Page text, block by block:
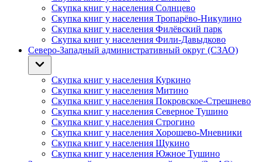
Скупка книг у населения Солнцево
Скупка книг у населения Тропарёво-Никулино
Скупка книг у населения Филёвский парк
Скупка книг у населения Фили-Давыдково
Северо-Западный административный округ (СЗАО)
Скупка книг у населения Куркино
Скупка книг у населения Митино
Скупка книг у населения Покровское-Стрешнево
Скупка книг у населения Северное Тушино
Скупка книг у населения Строгино
Скупка книг у населения Хорошево-Мневники
Скупка книг у населения Щукино
Скупка книг у населения Южное Тушино